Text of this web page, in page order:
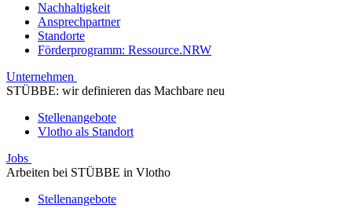
Nachhaltigkeit
Ansprechpartner
Standorte
Förderprogramm: Ressource.NRW
Unternehmen
STÜBBE: wir definieren das Machbare neu
Stellenangebote
Vlotho als Standort
Jobs
Arbeiten bei STÜBBE in Vlotho
Stellenangebote